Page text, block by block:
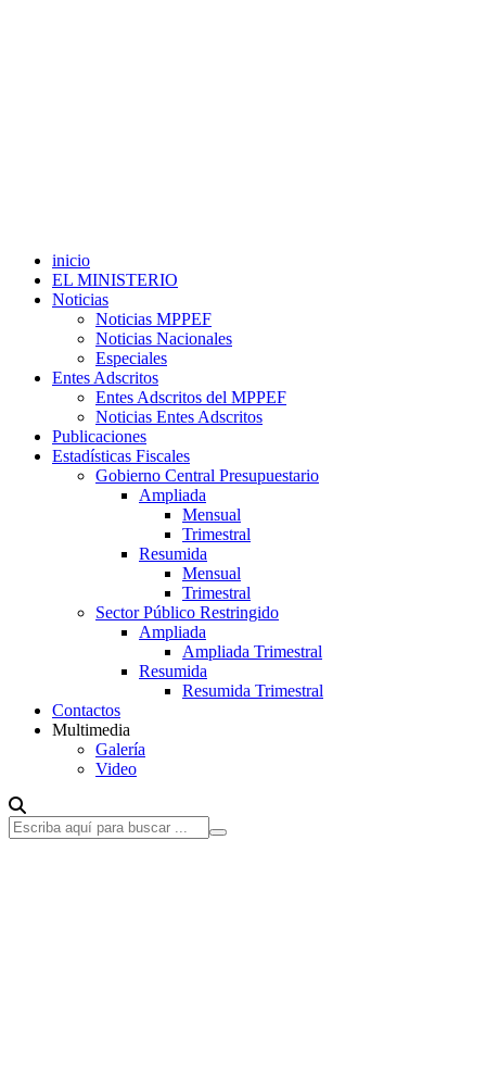
inicio
EL MINISTERIO
Noticias
Noticias MPPEF
Noticias Nacionales
Especiales
Entes Adscritos
Entes Adscritos del MPPEF
Noticias Entes Adscritos
Publicaciones
Estadísticas Fiscales
Gobierno Central Presupuestario
Ampliada
Mensual
Trimestral
Resumida
Mensual
Trimestral
Sector Público Restringido
Ampliada
Ampliada Trimestral
Resumida
Resumida Trimestral
Contactos
Multimedia
Galería
Video